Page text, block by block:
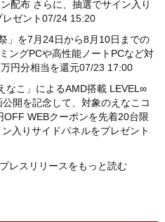
配布 さらに、抽選でサイン入り
ゼント07/24 15:20
」を7月24日から8月10日までの
ングPCや高性能ノートPCなど対
円分相当を還元07/23 17:00
なこ」によるAMD搭載 LEVEL∞
開を記念して、対象のえなこコ
WEBクーポンを先着20台限
入りサイドパネルをプレゼント
レスリリースをもっと読む